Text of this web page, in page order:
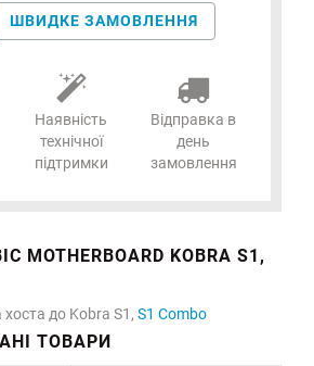
ШВИДКЕ ЗАМОВЛЕННЯ
Наявність
технічної
підтримки
Відправка в
день
замовлення
MOTHERBOARD KOBRA S1,
до Kobra S1, S1 Combo
ТОВАРИ